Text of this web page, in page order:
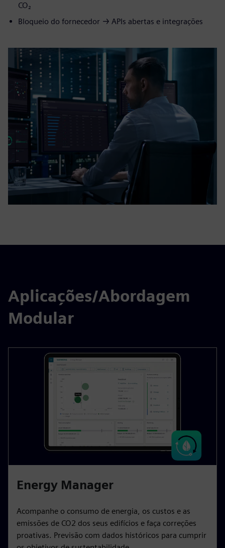
CO₂
Bloqueio do fornecedor → APIs abertas e integrações
Aplicações/Abordagem
Modular
Energy Manager
Acompanhe o consumo de energia, os custos e as
emissões de CO2 dos seus edifícios e faça correções
proativas. Previsão com dados históricos para cumprir